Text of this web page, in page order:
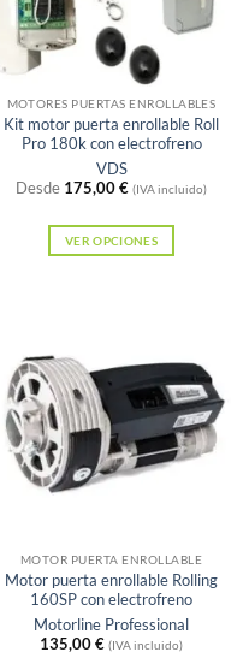
pueden
elegir
en
la
página
de
producto
Sin existencias
MOTORES PUERTAS ENROLLABLES
Kit motor puerta enrollable Roll
Pro 180k con electrofreno
VDS
Desde 175,00€ (IVA incluido)
VER OPCIONES
variantes.
Las
opciones
se
en
la
página
de
MOTOR PUERTA ENROLLABLE
Motor puerta enrollable Rolling
160SP con electrofreno
Motorline Professional
135,00€ (IVA incluido)